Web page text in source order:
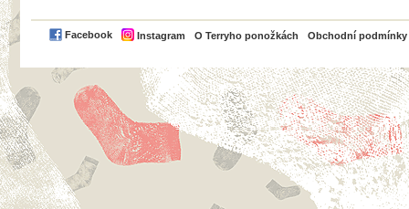
Facebook Instagram O Terryho ponožkách Obchodní podmínky
PayPal